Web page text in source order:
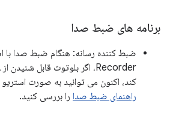
برنامه های ضبط صدا
کند، اکنون می توانید به صورت
راهنمای ضبط صدا را بررسی کنید.